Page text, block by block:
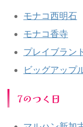
モナコ西明石
モナコ香寺
プレイブラン
ビッグアップ
7のつく日